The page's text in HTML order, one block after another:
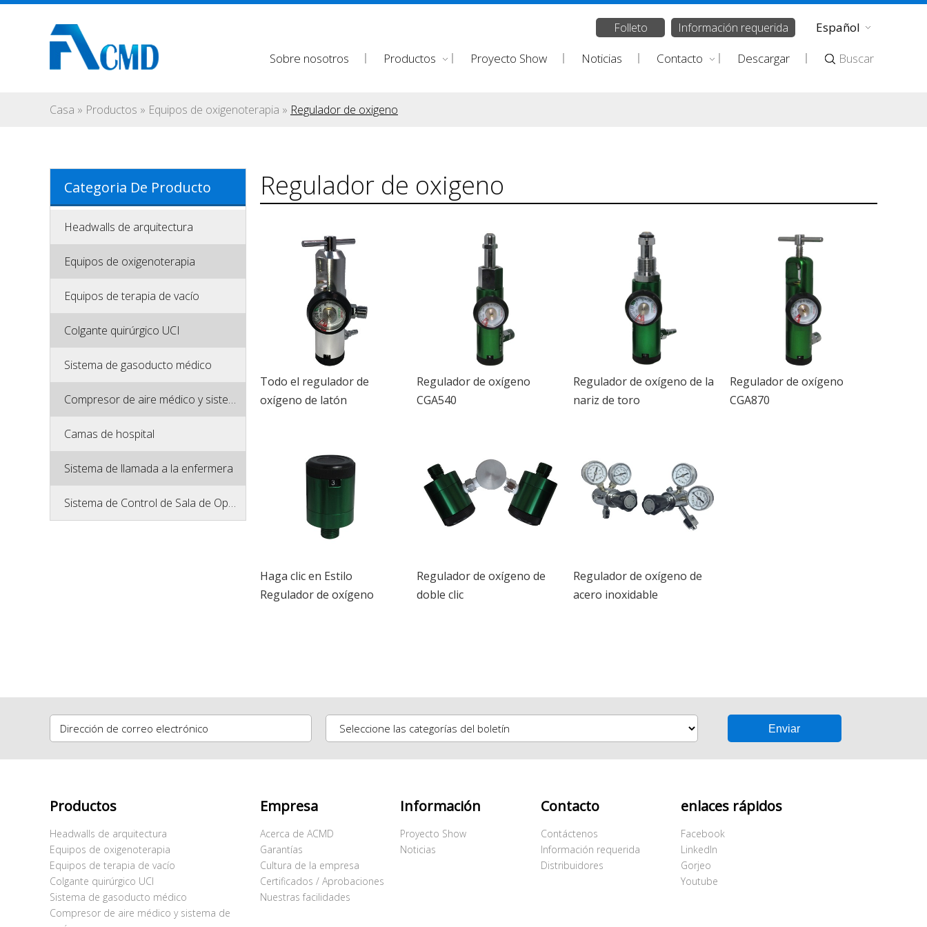
Sobre nosotros Productos Proyecto Show Noticias Contacto Descargar
Español
Folleto Información requerida
Casa » Productos » Equipos de oxigenoterapia » Regulador de oxigeno
Categoria De Producto
Headwalls de arquitectura
Equipos de oxigenoterapia
Equipos de terapia de vacío
Colgante quirúrgico UCI
Sistema de gasoducto médico
Compresor de aire médico y sistema de vacío
Camas de hospital
Sistema de llamada a la enfermera
Sistema de Control de Sala de Operación
Regulador de oxigeno
Todo el regulador de
oxígeno de latón
Regulador de oxígeno
CGA540
Regulador de oxígeno de la
nariz de toro
Regulador de oxígeno
CGA870
Haga clic en Estilo
Regulador de oxígeno
Regulador de oxígeno de
doble clic
Regulador de oxígeno de
acero inoxidable
Dirección de correo electrónico
Productos
Headwalls de arquitectura
Equipos de oxigenoterapia
Equipos de terapia de vacío
Colgante quirúrgico UCI
Sistema de gasoducto médico
Compresor de aire médico y sistema de
Empresa
Acerca de ACMD
Garantías
Cultura de la empresa
Certificados / Aprobaciones
Nuestras facilidades
Información
Proyecto Show
Noticias
Contacto
Contáctenos
Información requerida
Distribuidores
enlaces rápidos
Facebook
LinkedIn
Gorjeo
Youtube